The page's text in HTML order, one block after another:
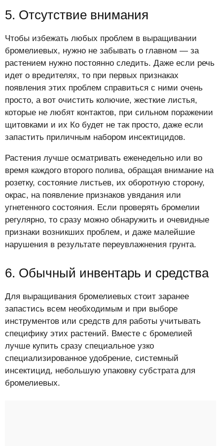
5. Отсутствие внимания
Чтобы избежать любых проблем в выращивании
бромелиевых, нужно не забывать о главном — за
растением нужно постоянно следить. Даже если речь
идет о вредителях, то при первых признаках
появления этих проблем справиться с ними очень
просто, а вот очистить колючие, жесткие листья,
которые не любят контактов, при сильном поражении
щитовками и их Ко будет не так просто, даже если
запастить приличным набором инсектицидов.
Растения лучше осматривать еженедельно или во
время каждого второго полива, обращая внимание на
розетку, состояние листьев, их оборотную сторону,
окрас, на появление признаков увядания или
угнетенного состояния. Если проверять бромелии
регулярно, то сразу можно обнаружить и очевидные
признаки возникших проблем, и даже малейшие
нарушения в результате переувлажнения грунта.
6. Обычный инвентарь и средства
Для выращивания бромелиевых стоит заранее
запастись всем необходимым и при выборе
инструментов или средств для работы учитывать
специфику этих растений. Вместе с бромелией
лучше купить сразу специальное узко
специализированное удобрение, системный
инсектицид, небольшую упаковку субстрата для
бромелиевых.